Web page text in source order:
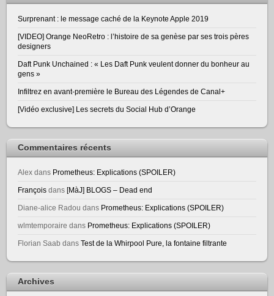
Surprenant : le message caché de la Keynote Apple 2019
[VIDEO] Orange NeoRetro : l’histoire de sa genèse par ses trois pères
designers
Daft Punk Unchained : « Les Daft Punk veulent donner du bonheur au
gens »
Infiltrez en avant-première le Bureau des Légendes de Canal+
[Vidéo exclusive] Les secrets du Social Hub d’Orange
Commentaires récents
Alex dans Prometheus: Explications (SPOILER)
François dans[MàJ] BLOGS – Dead end
Diane-alice Radou dans Prometheus: Explications (SPOILER)
wlmtemporaire dans Prometheus: Explications (SPOILER)
Florian Saab dansTest de la Whirpool Pure, la fontaine filtrante
Archives